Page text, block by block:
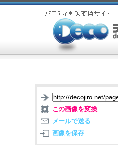
この画像を変換
メールで送る
画像を保存